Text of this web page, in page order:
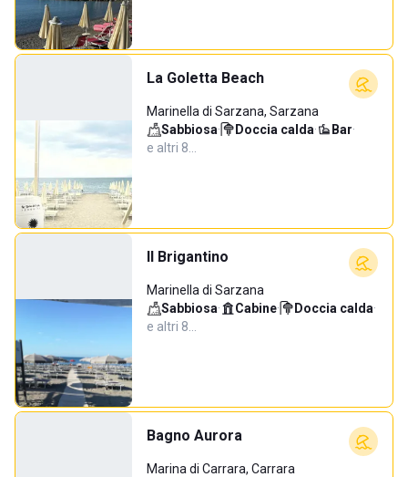
La Goletta Beach
Marinella di Sarzana, Sarzana
Sabbiosa· Doccia calda· Bar·
e altri 8…
Il Brigantino
Marinella di Sarzana
Sabbiosa· Cabine· Doccia calda·
e altri 8…
Bagno Aurora
Marina di Carrara, Carrara